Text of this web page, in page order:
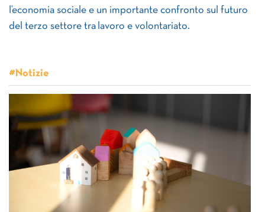
l’economia sociale e un importante confronto sul futuro
del terzo settore tra lavoro e volontariato.
#Notizie